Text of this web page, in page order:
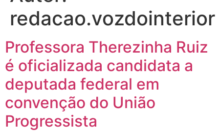
redacao.vozdointerior
Professora Therezinha Ruiz
é oficializada candidata a
deputada federal em
convenção do União
Progressista